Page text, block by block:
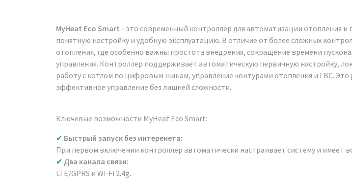
MyHeat Eco Smart - это современный контроллер для автоматизации отопления и
понятную настройку и удобную эксплуатацию. В отличие от более сложных
отопления, где особенно важны простота внедрения, сокращение времени
управления. Контроллер поддерживает автоматическую первичную настройку,
работу с котлом по цифровым шинам, управление контурами отопления и ГВС.
эффективное управление без лишней сложности.
Ключевые возможности MyHeat Eco Smart:
✔ Быстрый запуск без интеренета:
При первом включении контроллер автоматически настраивает систему и имеет
✔ Два канала связи:
LTE/GPRS и Wi-Fi 2.4g.